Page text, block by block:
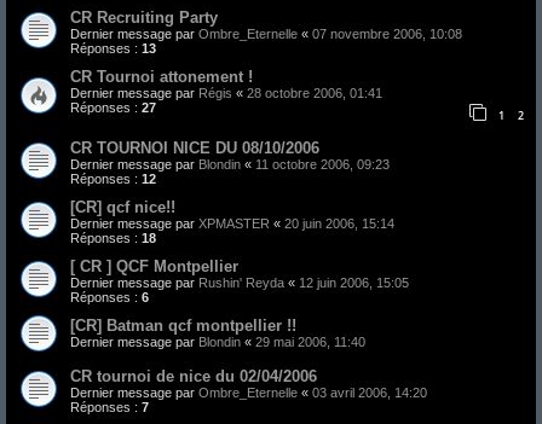
CR Recruiting Party
Dernier message par Ombre_Eternelle « 07 novembre 2006, 10:08
Réponses : 13
CR Tournoi attonement !
Dernier message par Régis « 28 octobre 2006, 01:41
Réponses : 27 1 2
CR TOURNOI NICE DU 08/10/2006
Dernier message par Blondin « 11 octobre 2006, 09:23
Réponses : 12
[CR] qcf nice!!
Dernier message par XPMASTER « 20 juin 2006, 15:14
Réponses : 18
[ CR ] QCF Montpellier
Dernier message par Rushin' Reyda « 12 juin 2006, 15:05
Réponses : 6
[CR] Batman qcf montpellier !!
Dernier message par Blondin « 29 mai 2006, 11:40
CR tournoi de nice du 02/04/2006
Dernier message par Ombre_Eternelle « 03 avril 2006, 14:20
Réponses : 7